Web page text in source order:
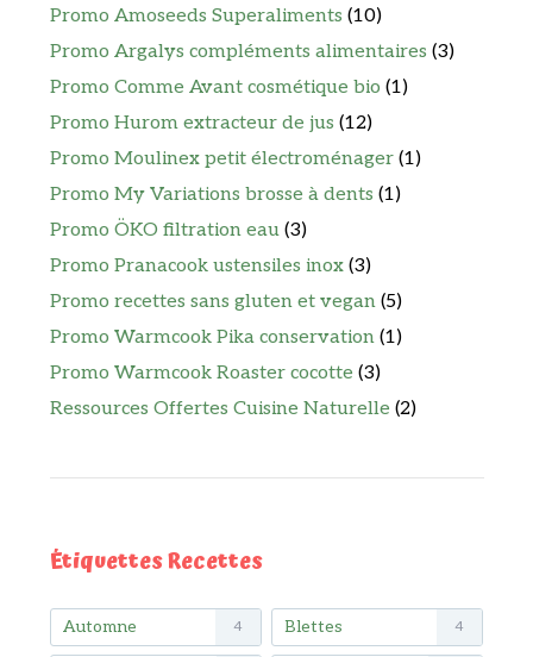
Promo Amoseeds Superaliments (10)
Promo Argalys compléments alimentaires (3)
Promo Comme Avant cosmétique bio (1)
Promo Hurom extracteur de jus (12)
Promo Moulinex petit électroménager (1)
Promo My Variations brosse à dents (1)
Promo ÖKO filtration eau (3)
Promo Pranacook ustensiles inox (3)
Promo recettes sans gluten et vegan (5)
Promo Warmcook Pika conservation (1)
Promo Warmcook Roaster cocotte (3)
Ressources Offertes Cuisine Naturelle (2)
Étiquettes Recettes
Automne 4 Blettes 4